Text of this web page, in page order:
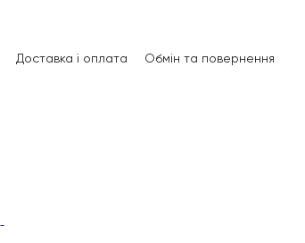
Доставка і оплата Обмін та повернення